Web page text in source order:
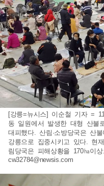
[강릉=뉴시스] 이순철 기자 =
동 일원에서 발생한 대형 산불
대피했다. 산림·소방당국은 산
강릉으로 집중시키고 있다. 현
림당국은 피해상황을 170㏊이
cw32784@newsis.com